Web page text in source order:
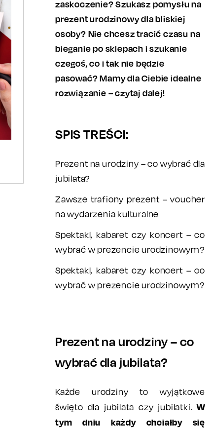
zaskoczenie? Szukasz pomysłu na
prezent urodzinowy dla bliskiej
osoby? Nie chcesz tracić czasu na
bieganie po sklepach i szukanie
czegoś, co i tak nie będzie
pasować? Mamy dla Ciebie idealne
rozwiązanie – czytaj dalej!
SPIS TREŚCI:
Prezent na urodziny – co wybrać dla
jubilata?
Zawsze trafiony prezent – voucher
na wydarzenia kulturalne
Spektakl, kabaret czy koncert – co
wybrać w prezencie urodzinowym?
Spektakl, kabaret czy koncert – co
wybrać w prezencie urodzinowym?
Prezent na urodziny – co
wybrać dla jubilata?
Każde urodziny to wyjątkowe
święto dla jubilata czy jubilatki.W
tym dniu każdy chciałby się